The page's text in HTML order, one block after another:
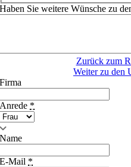
Haben Sie weitere Wünsche zu
Zurück zum
Weiter zu den
Firma
Anrede *
Name
E-Mail *